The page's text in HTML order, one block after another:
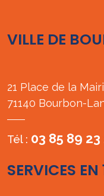
VILLE DE
21 Place de la
71140 Bourbon-
Tél : 03 85 89 23
SERVICES EN